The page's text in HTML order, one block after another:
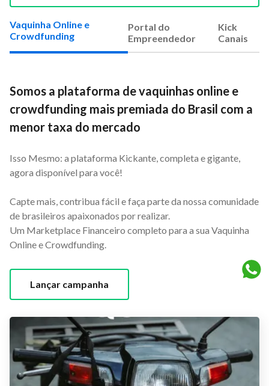
Vaquinha Online e
Crowdfunding
Portal do
Empreendedor
Kick
Canais
Somos a plataforma de vaquinhas online e
crowdfunding mais premiada do Brasil com a
menor taxa do mercado
Isso Mesmo: a plataforma Kickante, completa e gigante,
agora disponível para você!
Capte mais, contribua fácil e faça parte da nossa comunidade
de brasileiros apaixonados por realizar.
Um Marketplace Financeiro completo para a sua Vaquinha
Online e Crowdfunding.
Lançar campanha